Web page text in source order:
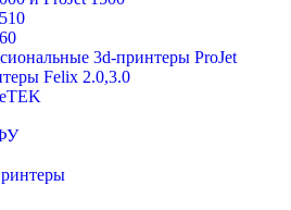
3d-принтеры ProJet
Felix 2.0,3.0